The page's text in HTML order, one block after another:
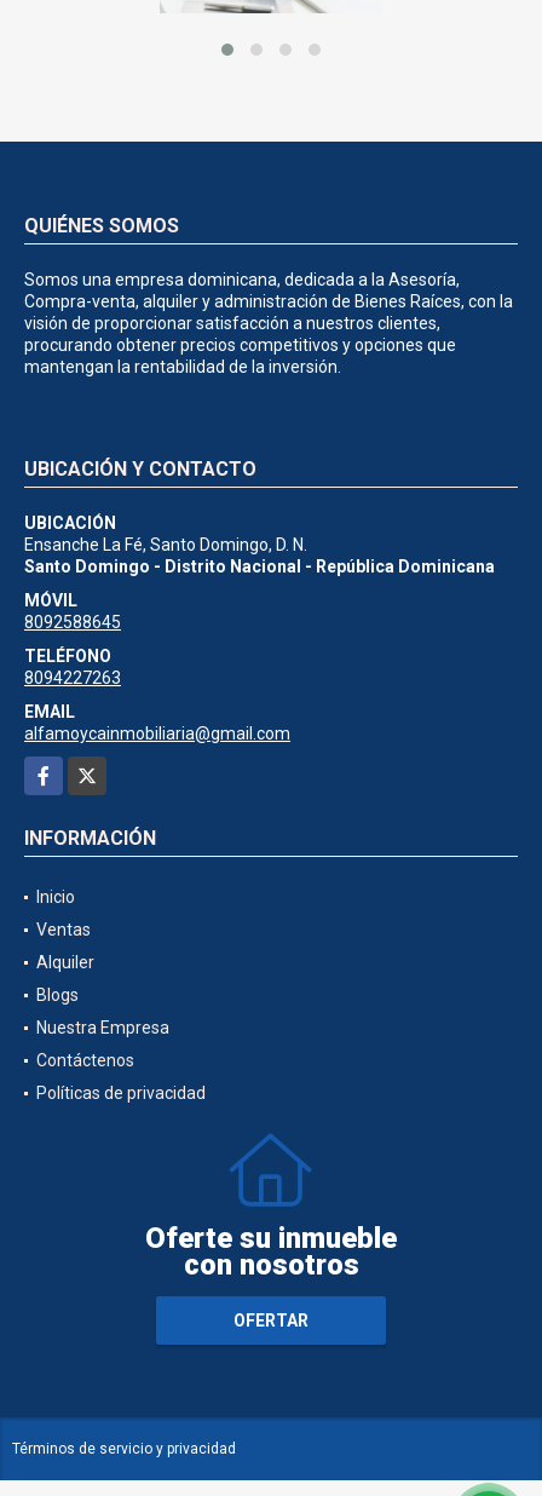
QUIÉNES SOMOS
Somos una empresa dominicana, dedicada a la Asesoría,
Compra-venta, alquiler y administración de Bienes Raíces, con la
visión de proporcionar satisfacción a nuestros clientes,
procurando obtener precios competitivos y opciones que
mantengan la rentabilidad de la inversión.
UBICACIÓN Y CONTACTO
UBICACIÓN
Ensanche La Fé, Santo Domingo, D. N.
Santo Domingo - Distrito Nacional - República Dominicana
MÓVIL
8092588645
TELÉFONO
8094227263
EMAIL
alfamoycainmobiliaria@gmail.com
Facebook
INFORMACIÓN
Inicio
Ventas
Alquiler
Blogs
Nuestra Empresa
Contáctenos
Políticas de privacidad
Oferte su inmueble
con nosotros
OFERTAR
Términos de servicio y privacidad